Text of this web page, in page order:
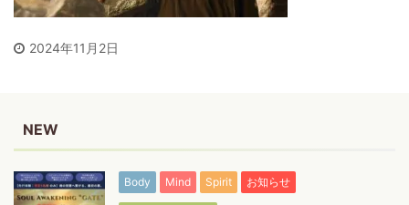
2024年11月2日
NEW
Body Mind Spirit お知らせ